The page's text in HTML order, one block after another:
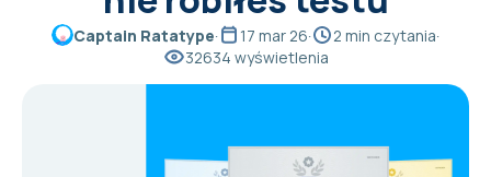
Captain Ratatype· 17 mar 26· 2 min czytania·
32634 wyświetlenia